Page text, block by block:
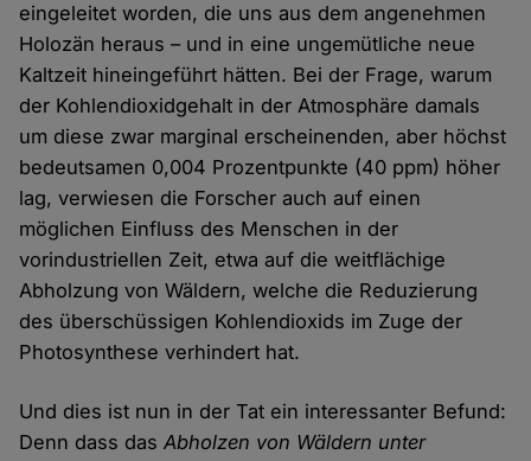
eingeleitet worden, die uns aus dem angenehmen
Holozän heraus – und in eine ungemütliche neue
Kaltzeit hineingeführt hätten. Bei der Frage, warum
der Kohlendioxidgehalt in der Atmosphäre damals
um diese zwar marginal erscheinenden, aber höchst
bedeutsamen 0,004 Prozentpunkte (40 ppm) höher
lag, verwiesen die Forscher auch auf einen
möglichen Einfluss des Menschen in der
vorindustriellen Zeit, etwa auf die weitflächige
Abholzung von Wäldern, welche die Reduzierung
des überschüssigen Kohlendioxids im Zuge der
Photosynthese verhindert hat.
Und dies ist nun in der Tat ein interessanter Befund:
Denn dass dasAbholzen von Wäldern unter